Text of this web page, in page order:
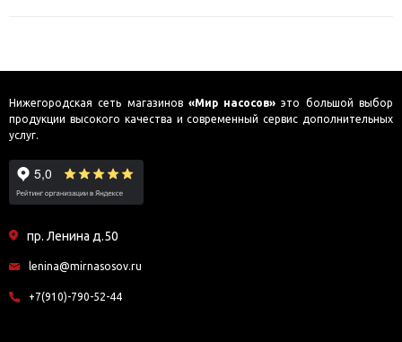
Нижегородская сеть магазинов «Мир насосов» это большой выбор
продукции высокого качества и современный сервис дополнительных
услуг.
пр. Ленина д.50
lenina@mirnasosov.ru
+7(910)-790-52-44